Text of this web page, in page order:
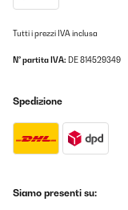
Tutti i prezzi IVA inclusa
N° partita IVA: DE 814529349
Spedizione
Siamo presenti su: